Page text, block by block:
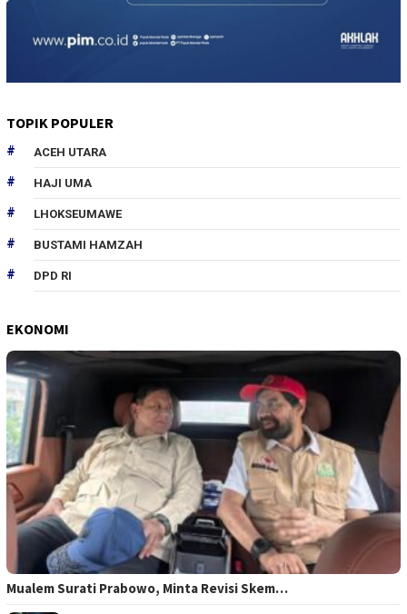
TOPIK POPULER
ACEH UTARA
HAJI UMA
LHOKSEUMAWE
BUSTAMI HAMZAH
DPD RI
EKONOMI
Mualem Surati Prabowo, Minta Revisi Skem…